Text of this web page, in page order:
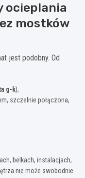
ocieplania
mostków
jest podobny. Od
g-k),
szczelnie połączona,
belkach, instalacjach,
nie może swobodnie